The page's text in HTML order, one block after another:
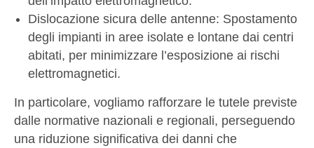
Dislocazione sicura delle antenne: Spostamento
degli impianti in aree isolate e lontane dai centri
abitati, per minimizzare l’esposizione ai rischi
elettromagnetici.
In particolare, vogliamo rafforzare le tutele previste
dalle normative nazionali e regionali, perseguendo
una riduzione significativa dei danni che